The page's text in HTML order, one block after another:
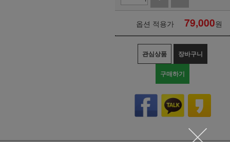
옵션 적용가 79,000원
관심상품 장바구니
구매하기